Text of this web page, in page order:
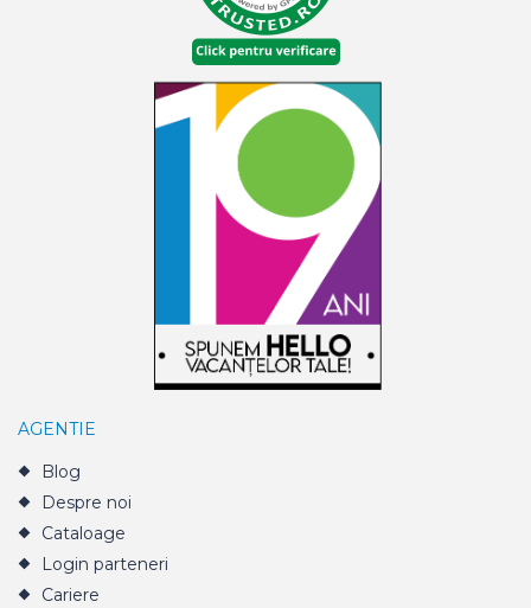
AGENTIE
Blog
Despre noi
Cataloage
Login parteneri
Cariere